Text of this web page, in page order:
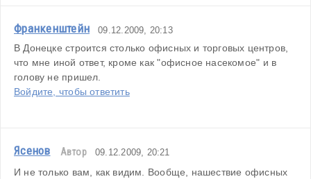
Франкенштейн 09.12.2009, 20:13
В Донецке строится столько офисных и торговых центров,
что мне иной ответ, кроме как "офисное насекомое" и в
голову не пришел.
Войдите, чтобы ответить
Ясенов Автор 09.12.2009, 20:21
И не только вам, как видим. Вообще, нашествие офисных